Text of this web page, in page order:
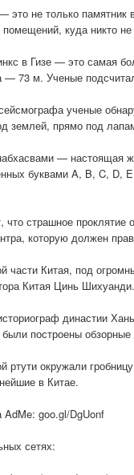
не только памятник
куда никто
в Гизе — это самая
73 м. Ученые
ученые
землей, прямо под
— настоящая
буквами A, B, C, D,
страшное проклятие
которую должен
части Китая, под
Китая Цинь
династии Хань,
построены
ртути окружали
в Китае.
goo.gl/DgUonf
сетях: